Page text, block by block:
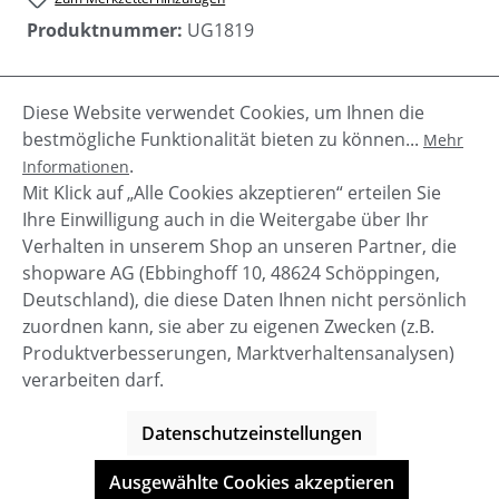
Produktnummer: UG1819
Beschreibung
Ansley ist der klassische, "Kult" Mokassin aus
erklassigem Silk Velourleder. Die komfortabel Ugg
Pure Nature Wolle sorgt für…Mehr
Service-Hotline
Informationen
Diese Website verwendet Cookies, um Ihnen die
bestmögliche Funktionalität bieten zu können... Mehr
Informationen.
Mit Klick auf „Alle Cookies akzeptieren“ erteilen Sie
Ihre Einwilligung auch in die Weitergabe über Ihr
Verhalten in unserem Shop an unseren Partner, die
shopware AG (Ebbinghoff 10, 48624 Schöppingen,
Deutschland), die diese Daten Ihnen nicht persönlich
zuordnen kann, sie aber zu eigenen Zwecken (z.B.
Produktverbesserungen, Marktverhaltensanalysen)
verarbeiten darf.
Datenschutzeinstellungen
Ausgewählte Cookies akzeptieren